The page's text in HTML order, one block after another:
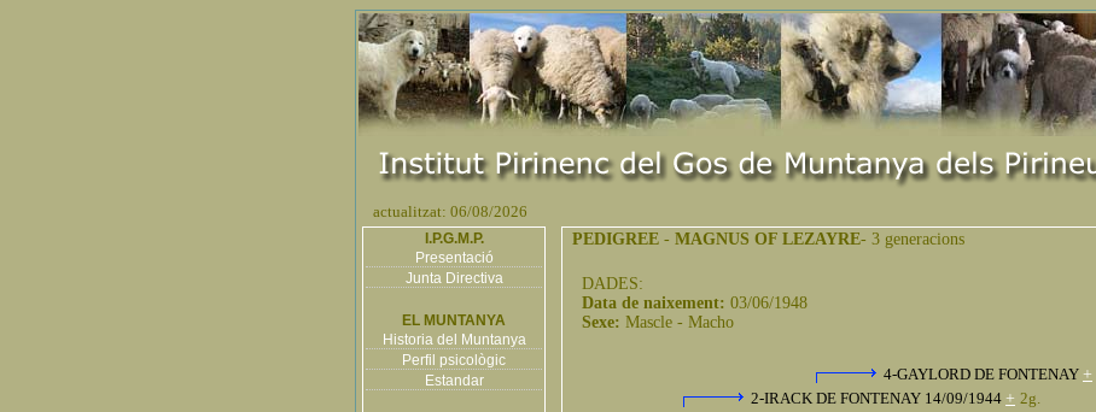
actualitzat: 06/08/2026
I.P.G.M.P.
Presentació
Junta Directiva
EL MUNTANYA
Historia del Muntanya
Perfil psicològic
Estandar
PEDIGREE - MAGNUS OF LEZAYRE- 3 generacions
DADES:
Data de naixement: 03/06/1948
Sexe: Mascle - Macho
4-GAYLORD DE FONTENAY +
2-IRACK DE FONTENAY 14/09/1944 + 2g.